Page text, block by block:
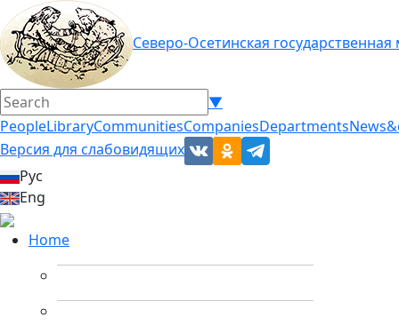
Северо-Осетинская
▼
PeopleLibraryCommunitiesCompaniesDepartments
Версия для слабовидящих
Рус
Eng
Home